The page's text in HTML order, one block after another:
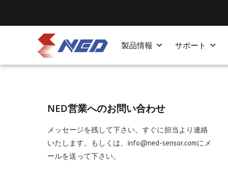
製品情報 サポート
NED営業へのお問い合わせ
メッセージを残して下さい。すぐに担当より連絡
いたします。もしくは、info@ned-sensor.comにメ
ールを送って下さい。